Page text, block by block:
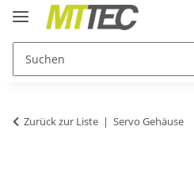
Zurück zur Liste Servo Gehäuse